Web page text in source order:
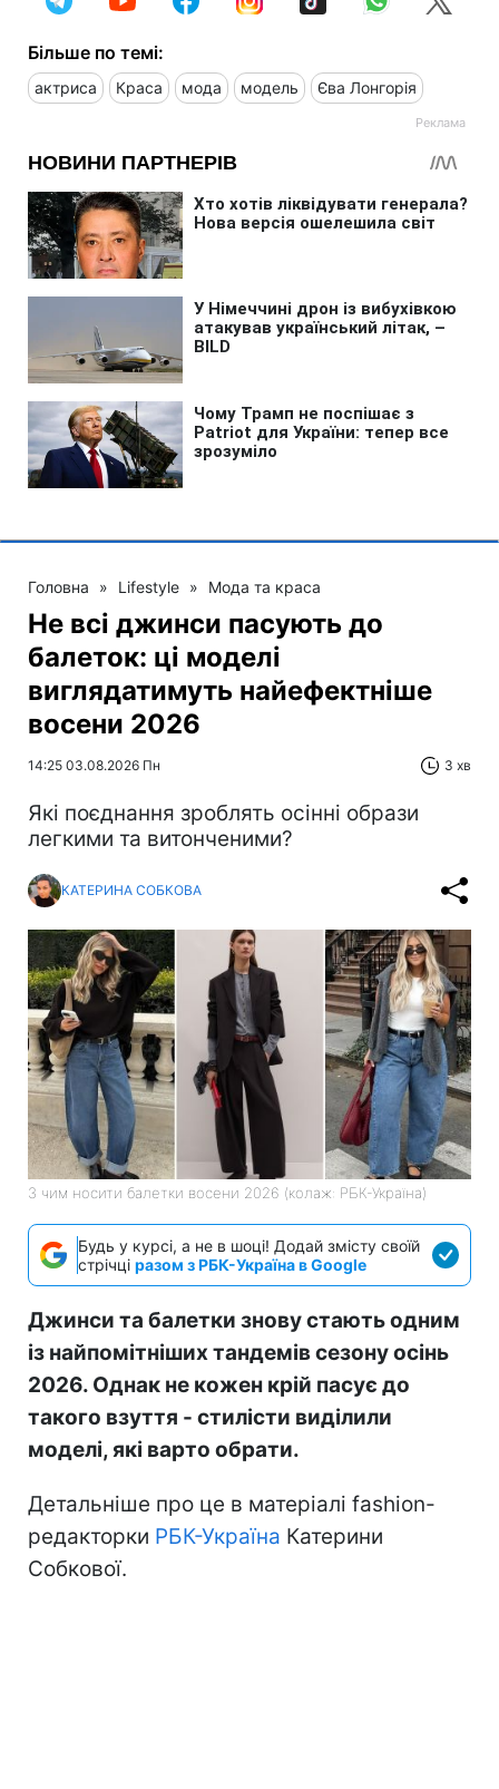
Більше по темі:
актриса Краса мода модель Єва Лонгорія
Головна » Lifestyle » Мода та краса
Не всі джинси пасують до
балеток: ці моделі
виглядатимуть найефектніше
восени 2026
14:25 03.08.2026 Пн 3 хв
Які поєднання зроблять осінні образи
легкими та витонченими?
КАТЕРИНА СОБКОВА
З чим носити балетки восени 2026 (колаж: РБК-Україна)
Будь у курсі, а не в шоці! Додай змісту своїй
стрічці разом з РБК-Україна в Google
Джинси та балетки знову стають одним
із найпомітніших тандемів сезону осінь
2026. Однак не кожен крій пасує до
такого взуття - стилісти виділили
моделі, які варто обрати.
Детальніше про це в матеріалі fashion-
редакторки РБК-Україна Катерини
Собкової.